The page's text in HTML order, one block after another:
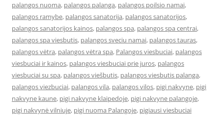
palangos nuoma, palangos palanga, palangos poilsio namai,
palangos ramybe, palangos sanatorija, palangos sanatorijos,
palangos sanatorijos kainos, palangos spa, palangos spa centrai,
palangos spa viesbutis, palangos sveciu namai, palangos tauras,
palangos vėtra, palangos vėtra spa, Palangos viesbuciai, palangos
viesbuciai ir kainos, palangos viesbuciai prie juros, palangos
viesbuciai su spa, palangos viešbutis, palangos viesbutis palanga,
palangos viezbuciai, palangos vila, palangos vilos, pigi nakvyne, pigi
nakvyne kaune, pigi nakvyne klaipedoje, pigi nakvyne palangoje,
pigi nakvynė vilniuje, pigi nuoma Palangoje, pigiausi viesbuciai